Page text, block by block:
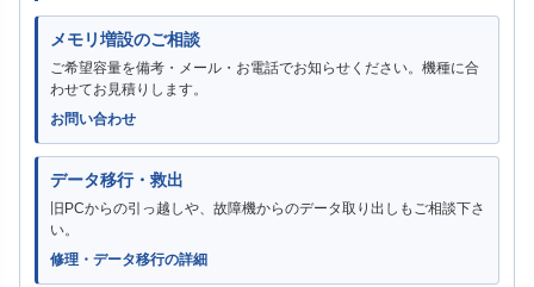
メモリ増設のご相談
ご希望容量を備考・メール・お電話でお知らせください。機種に合
わせてお見積りします。
お問い合わせ
データ移行・救出
旧PCからの引っ越しや、故障機からのデータ取り出しもご相談下さ
い。
修理・データ移行の詳細